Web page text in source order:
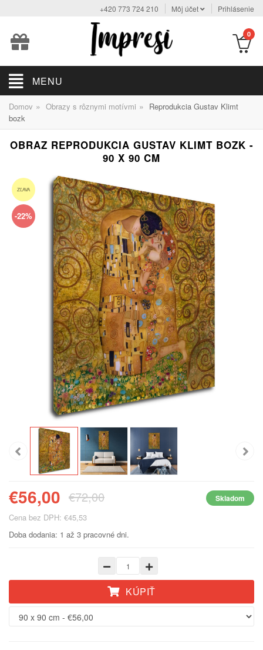
+420 773 724 210 Môj účet Prihlásenie
0
MENU
Domov » Obrazy s rôznymi motívmi » Reprodukcia Gustav Klimt
bozk
OBRAZ REPRODUKCIA GUSTAV KLIMT BOZK -
90 X 90 CM
ZĽAVA
-22%
€56,00 €72,00 Skladom
Cena bez DPH: €45,53
Doba dodania: 1 až 3 pracovné dni.
KÚPIŤ